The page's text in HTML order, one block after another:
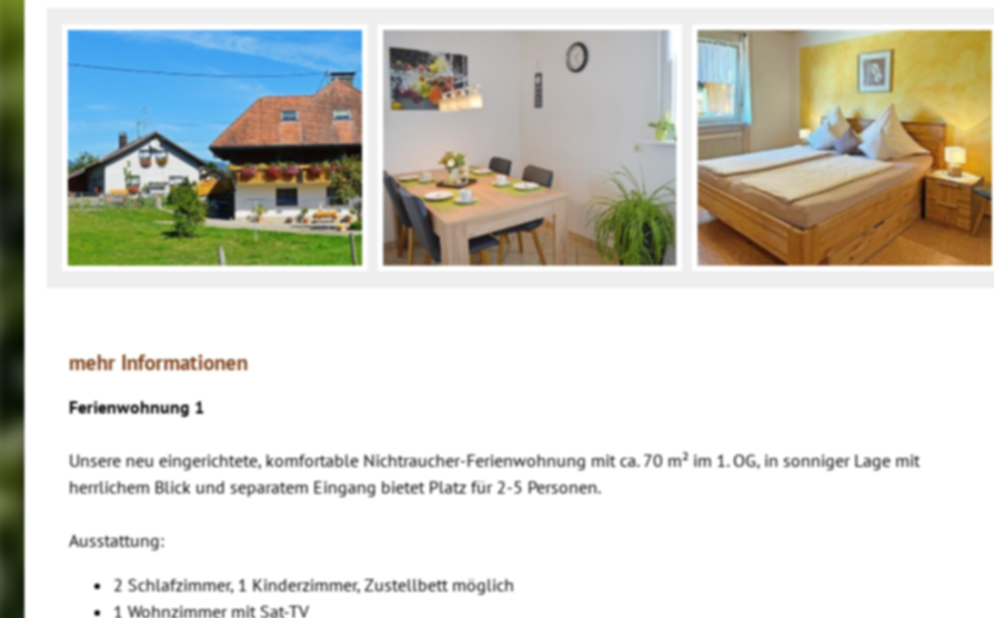
mehr Informationen
Ferienwohnung 1
Unsere neu eingerichtete, komfortable Nichtraucher-Ferienwohnung mit ca. 70 m² im 1. OG, in sonniger Lage mit
herrlichem Blick und separatem Eingang bietet Platz für 2-5 Personen.
Ausstattung:
2 Schlafzimmer, 1 Kinderzimmer, Zustellbett möglich
1 Wohnzimmer mit Sat-TV